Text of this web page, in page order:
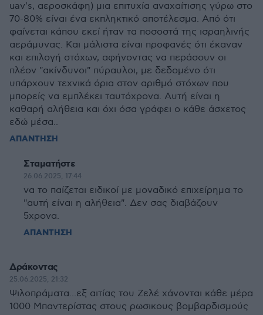
uav's, αεροσκάφη) μια επιτυχία αναχαίτισης γύρω στο
70-80% είναι ένα εκπληκτικό αποτέλεσμα. Από ότι
φαίνεται κάπου εκεί ήταν τα ποσοστά της ισραηλινής
αεράμυνας. Και μάλιστα είναι προφανές ότι έκαναν
και επιλογή στόχων, αφήνοντας να περάσουν οι
πλέον "ακίνδυνοι" πύραυλοι, με δεδομένο ότι
υπάρχουν τεχνικά όρια στον αριθμό στόχων που
μπορείς να εμπλέκει ταυτόχρονα. Αυτή είναι η
καθαρή αλήθεια και όχι όσα γράφει ο κάθε άσχετος
εδώ μέσα..
ΑΠΑΝΤΗΣΗ
Σταματήστε
26.06.2025, 17:44
να το παίζεται ειδικοί με μοναδικό επιχείρημα το
"αυτή είναι η αλήθεια". Δεν σας διαβάζουν
5χρονα.
ΑΠΑΝΤΗΣΗ
Δράκοντας
25.06.2025, 21:32
Ψιλοπράματα...εξ αιτίας του Ζελέ χάνονται κάθε μέρα
1000 Μπαντερίστας στους ρωσικους βομβαρδισμούς